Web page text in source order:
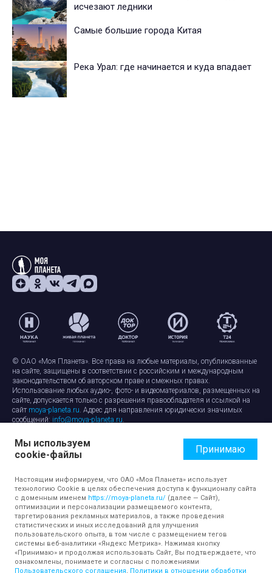
исчезают ледники
Самые большие города Китая
Река Урал: где начинается и куда впадает
© ОАО «Моя Планета». Все права на любые материалы, опубликованные
на сайте, защищены в соответствии с российским и международным
законодательством об авторском праве и смежных правах.
Использование любых аудио-, фото- и видеоматериалов, размещенных на
сайте, допускается только с разрешения правообладателя и ссылкой на
сайт moya-planeta.ru. Адрес для направления юридически значимых
сообщений: info@moya-planeta.ru.
Правила сайтаРабота с cookie-файлами
Защита персональных данных
Обработка персональных данных
Мы используем
cookie-файлы
Принимаю
Настоящим информируем, что ОАО «Моя Планета» использует
технологию Cookie в целях обеспечения доступа к функционалу сайта
с доменным именем https://moya-planeta.ru/ (далее — Сайт),
оптимизации и персонализации размещаемого контента,
таргетирования рекламных материалов, а также проведения
статистических и иных исследований для улучшения
пользовательского опыта, в том числе с размещением тегов
системы веб-аналитики «Яндекс Метрика». Нажимая кнопку
«Принимаю» и продолжая использовать Сайт, Вы подтверждаете, что
ознакомлены, понимаете и согласны с положениями
Пользовательского соглашения, Политики в отношении обработки